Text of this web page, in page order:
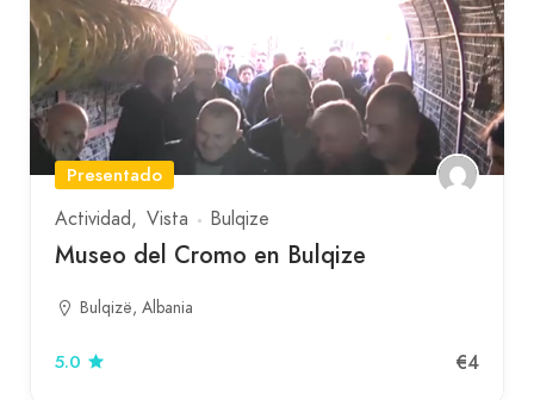
Presentado
Actividad
Vista Bulqize
Museo del Cromo en Bulqize
Bulqizë, Albania
5.0 €4